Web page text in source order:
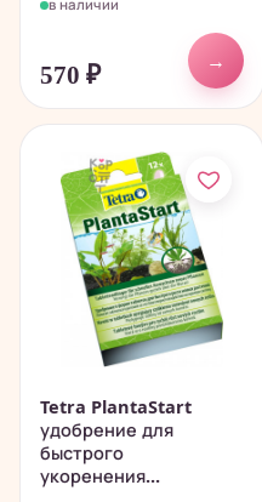
в наличии
570 ₽
→
Tetra PlantaStart
удобрение для
быстрого
укоренения...